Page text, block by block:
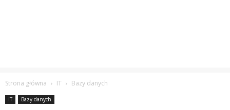
Strona główna IT Bazy danych
IT Bazy danych